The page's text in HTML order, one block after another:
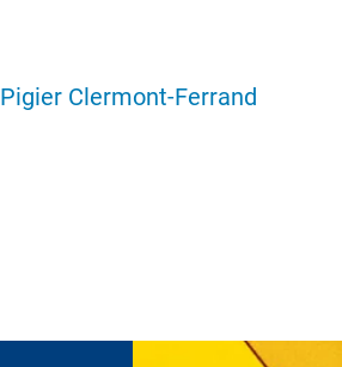
Pigier Clermont-Ferrand